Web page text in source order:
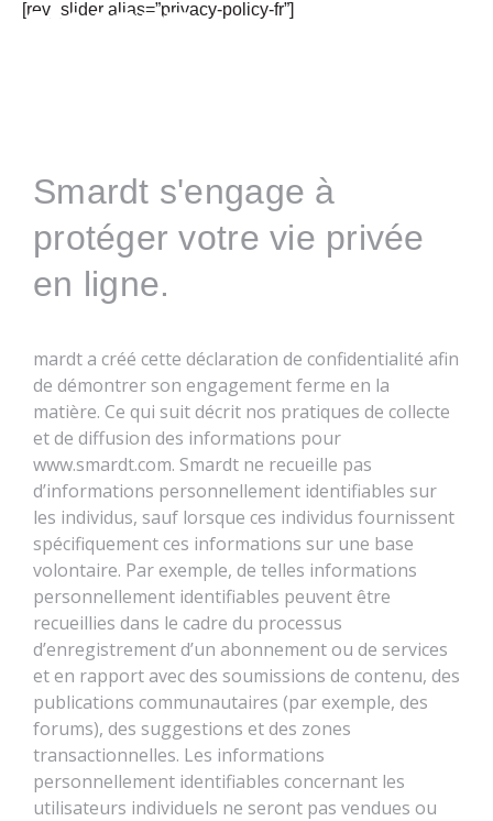
[rev_slider alias=”privacy-policy-fr”]
Smardt s'engage à
protéger votre vie privée
en ligne.
mardt a créé cette déclaration de confidentialité afin
de démontrer son engagement ferme en la
matière. Ce qui suit décrit nos pratiques de collecte
et de diffusion des informations pour
www.smardt.com. Smardt ne recueille pas
d’informations personnellement identifiables sur
les individus, sauf lorsque ces individus fournissent
spécifiquement ces informations sur une base
volontaire. Par exemple, de telles informations
personnellement identifiables peuvent être
recueillies dans le cadre du processus
d’enregistrement d’un abonnement ou de services
et en rapport avec des soumissions de contenu, des
publications communautaires (par exemple, des
forums), des suggestions et des zones
transactionnelles. Les informations
personnellement identifiables concernant les
utilisateurs individuels ne seront pas vendues ou